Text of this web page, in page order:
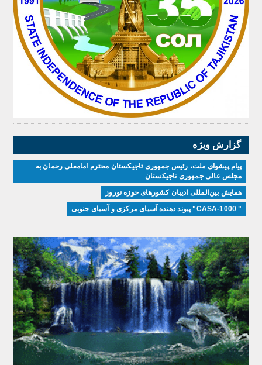
گزارش ویژه
پیام پیشوای ملت، رئیس جمهوری تاجیکستان محترم امامعلی رحمان به
مجلس عالی جمهوری تاجیکستان
همایش بین‌المللی ادیبان کشور‌های حوزه نوروز
" CASA-1000" پیوند دهنده آسیای مرکزی و آسیای جنوبی